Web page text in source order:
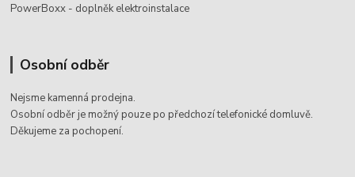
PowerBoxx - doplněk elektroinstalace
Osobní odběr
Nejsme kamenná prodejna.
Osobní odběr je možný pouze po předchozí telefonické domluvě.
Děkujeme za pochopení.